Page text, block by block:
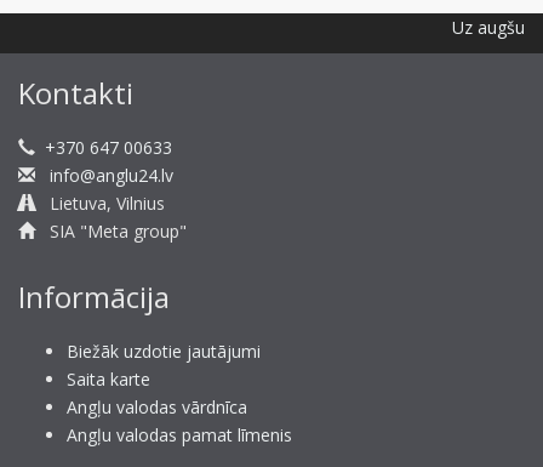
Uz augšu
Kontakti
+370 647 00633
info@anglu24.lv
Lietuva, Vilnius
SIA "Meta group"
Informācija
Biežāk uzdotie jautājumi
Saita karte
Angļu valodas vārdnīca
Angļu valodas pamat līmenis